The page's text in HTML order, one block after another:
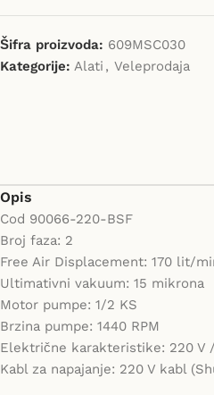
Šifra proizvoda: 609MSC030
Kategorije: Alati , Veleprodaja
Opis
Cod 90066-220-BSF
Broj faza: 2
Free Air Displacement: 170 lit/
Ultimativni vakuum: 15 mikrona
Motor pumpe: 1/2 KS
Brzina pumpe: 1440 RPM
Električne karakteristike: 220 V
Kabl za napajanje: 220 V kabl